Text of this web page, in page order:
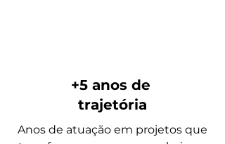
+5 anos de
trajetória
Anos de atuação em projetos que